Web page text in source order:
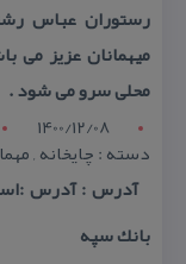
رستوران عباس
میهمانان عزیز می
محلی سرو می شود .
1400/12/08
دسته : چایخانه ,
آدرس : آدرس
بانك سپه